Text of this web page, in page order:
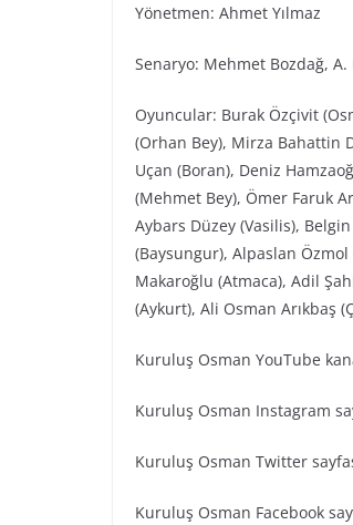
Yönetmen: Ahmet Yılmaz
Senaryo: Mehmet Bozdağ, A.
Oyuncular: Burak Özçivit
(Orhan Bey), Mirza Bahattin
Uçan (Boran), Deniz
(Mehmet Bey), Ömer Faruk
Aybars Düzey (Vasilis),
(Baysungur), Alpaslan
Makaroğlu (Atmaca), Adil
(Aykurt), Ali Osman Arıkbaş
Kuruluş Osman YouTube
Kuruluş Osman Instagram
Kuruluş Osman Twitter
Kuruluş Osman Facebook